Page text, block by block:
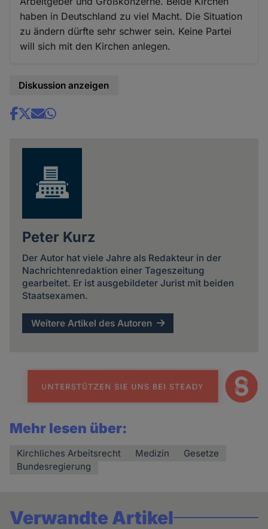
haben in Deutschland zu viel Macht. Die Situation
zu ändern dürfte sehr schwer sein. Keine Partei
will sich mit den Kirchen anlegen.
Diskussion anzeigen
Share
Peter Kurz
Der Autor hat viele Jahre als Redakteur in der
Nachrichtenredaktion einer Tageszeitung
gearbeitet. Er ist ausgebildeter Jurist mit beiden
Staatsexamen.
Weitere Artikel des Autoren
Mehr lesen über:
Kirchliches Arbeitsrecht Medizin
Gesetze
Bundesregierung
Verwandte Artikel